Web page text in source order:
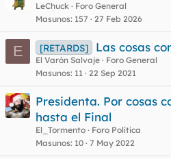
LeChuck
Foro General
Masunos 157 27 Feb 2026
E [RETARDS] Las cosas
El Varón Salvaje
Foro General
Masunos 11 22 Sep 2021
Presidenta. Por cosas
hasta el Final
El_Tormento
Foro Política
Masunos 10 7 May 2022